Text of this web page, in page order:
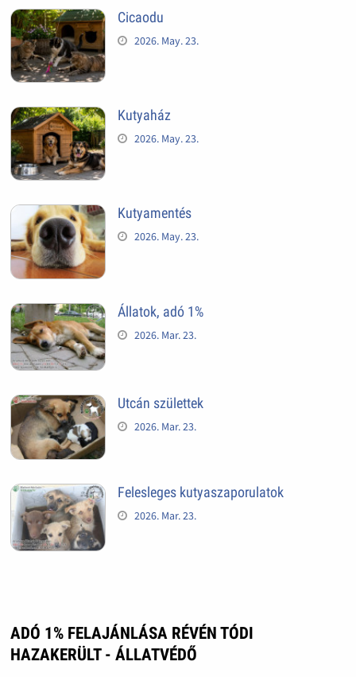
Cicaodu
2026. May. 23.
Kutyaház
2026. May. 23.
Kutyamentés
2026. May. 23.
Állatok, adó 1%
2026. Mar. 23.
Utcán születtek
2026. Mar. 23.
Felesleges kutyaszaporulatok
2026. Mar. 23.
ADÓ 1% FELAJÁNLÁSA RÉVÉN TÓDI
HAZAKERÜLT - ÁLLATVÉDŐ